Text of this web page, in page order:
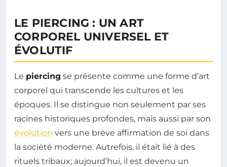
LE PIERCING : UN ART
CORPOREL UNIVERSEL ET
ÉVOLUTIF
Le piercing se présente comme une forme d’art
corporel qui transcende les cultures et les
époques. Il se distingue non seulement par ses
racines historiques profondes, mais aussi par son
évolution vers une brève affirmation de soi dans
la société moderne. Autrefois, il était lié à des
rituels tribaux; aujourd’hui, il est devenu un